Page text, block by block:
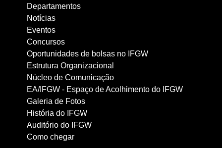
Departamentos
Notícias
Eventos
Concursos
Oportunidades de bolsas no IFGW
Estrutura Organizacional
Núcleo de Comunicação
EA/IFGW - Espaço de Acolhimento do IFGW
Galeria de Fotos
História do IFGW
Auditório do IFGW
Como chegar